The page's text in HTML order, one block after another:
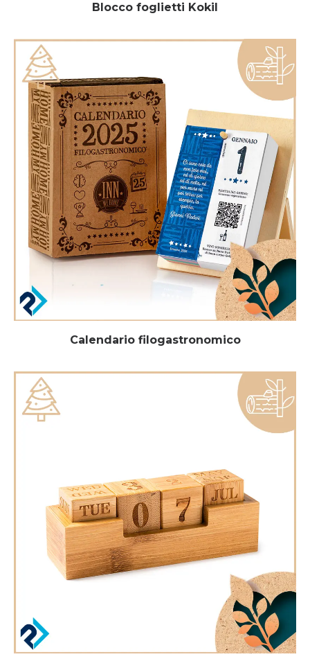
Blocco foglietti Kokil
Calendario filogastronomico